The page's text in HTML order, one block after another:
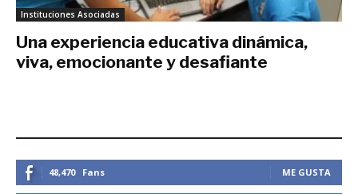
Instituciones Asociadas
Una experiencia educativa dinámica,
viva, emocionante y desafiante
48,470 Fans ME GUSTA